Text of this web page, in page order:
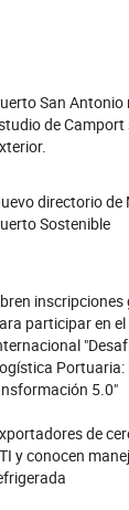
San Antonio
de
directorio de
Sostenible
participar en
Portuaria:
5.0"
de
y conocen